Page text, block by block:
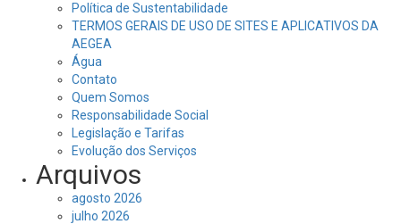
Política de Sustentabilidade
TERMOS GERAIS DE USO DE SITES E APLICATIVOS DA
AEGEA
Água
Contato
Quem Somos
Responsabilidade Social
Legislação e Tarifas
Evolução dos Serviços
Arquivos
agosto 2026
julho 2026